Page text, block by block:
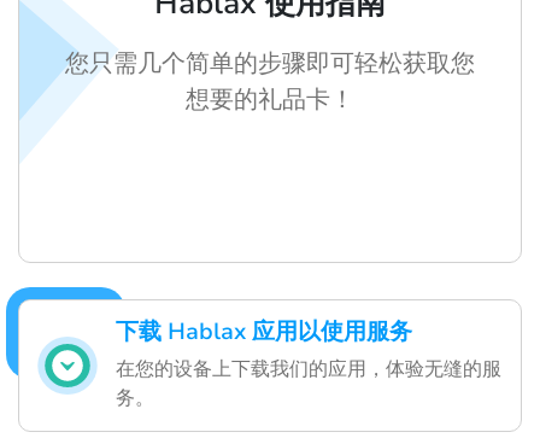
下载 Hablax 应用以使用服务
在您的设备上下载我们的应用，体验无缝的服
务。
您只需几个简单的步骤即可轻松获取您
想要的礼品卡！